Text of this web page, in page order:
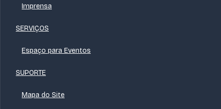
Imprensa
SERVIÇOS
Espaço para Eventos
SUPORTE
Mapa do Site